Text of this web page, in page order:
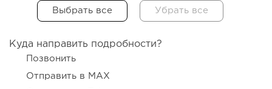
Куда направить подробности?
Позвонить
Отправить в MAX